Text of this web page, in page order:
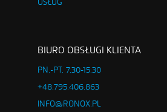
BIURO OBSŁUGI KLIENTA
PN.-PT. 7.30-15.30
+48.795.406.863
INFO@RONOX.PL